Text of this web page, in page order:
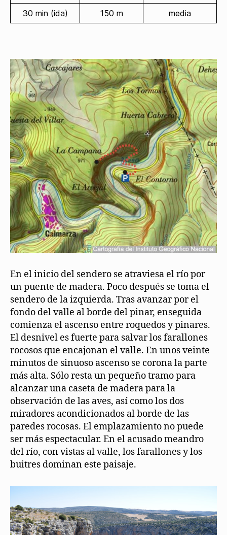
30 min (ida) 150 m media
En el inicio del sendero se atraviesa el río por
un puente de madera. Poco después se toma el
sendero de la izquierda. Tras avanzar por el
fondo del valle al borde del pinar, enseguida
comienza el ascenso entre roquedos y pinares.
El desnivel es fuerte para salvar los farallones
rocosos que encajonan el valle. En unos veinte
minutos de sinuoso ascenso se corona la parte
más alta. Sólo resta un pequeño tramo para
alcanzar una caseta de madera para la
observación de las aves, así como los dos
miradores acondicionados al borde de las
paredes rocosas. El emplazamiento no puede
ser más espectacular. En el acusado meandro
del río, con vistas al valle, los farallones y los
buitres dominan este paisaje.